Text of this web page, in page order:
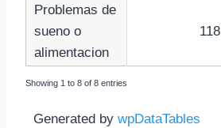
Problemas de
sueno o
alimentacion
118
Showing 1 to 8 of 8 entries
Generated by wpDataTables